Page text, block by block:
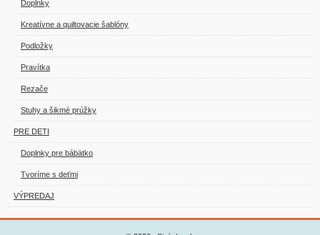
Doplnky
Kreatívne a quiltovacie šablóny
Podložky
Pravítka
Rezače
Stuhy a šikmé prúžky
PRE DETI
Doplnky pre bábätko
Tvoríme s deťmi
VÝPREDAJ